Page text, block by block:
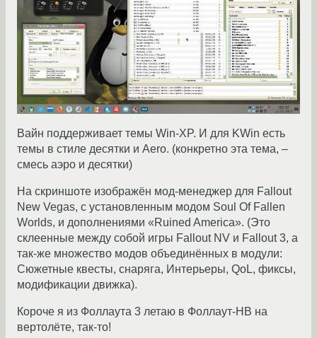
Вайн поддерживает темы Win-XP. И для KWin есть
темы в стиле десятки и Aero. (конкретно эта тема, –
смесь аэро и десятки)
На скриншоте изображён мод-менеджер для Fallout
New Vegas, с установленным модом Soul Of Fallen
Worlds, и дополнениями «Ruined America». (Это
склеенные между собой игры Fallout NV и Fallout 3, а
так-же множество модов объединённых в модули:
Сюжетные квесты, снаряга, Интерьеры, QoL, фиксы,
модификации движка).
Короче я из Фоллаута 3 летаю в Фоллаут-НВ на
вертолёте, так-то!